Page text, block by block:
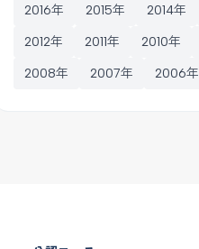
2016年 2015年 2014年
2012年 2011年 2010年
2008年 2007年 2006年